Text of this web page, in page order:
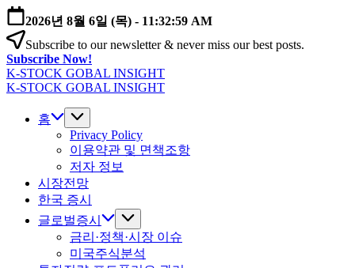
본
문
으
로
건
너
2026년 8월 6일 (목) - 11:32:59 AM
Subscribe to our newsletter & never miss our best posts.
Subscribe Now!
K-STOCK GOBAL INSIGHT
글
K-STOCK GOBAL INSIGHT
홈
Privacy Policy
이용약관 및 면책조항
저자 정보
시장전망
한국 증시
글로벌증시
금리·정책·시장 이슈
미국주식분석